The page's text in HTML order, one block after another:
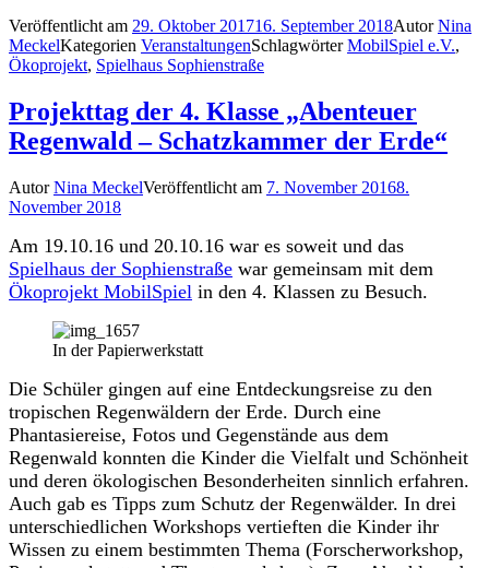
Veröffentlicht am 29. Oktober 201716. September 2018AutorNina
MeckelKategorien VeranstaltungenSchlagwörterMobilSpiel e.V.,
Ökoprojekt, Spielhaus Sophienstraße
Projekttag der 4. Klasse „Abenteuer
Regenwald – Schatzkammer der Erde“
AutorNina MeckelVeröffentlicht am 7. November 20168.
November 2018
Am 19.10.16 und 20.10.16 war es soweit und das
Spielhaus der Sophienstraße war gemeinsam mit dem
Ökoprojekt MobilSpiel in den 4. Klassen zu Besuch.
In der Papierwerkstatt
Die Schüler gingen auf eine Entdeckungsreise zu den
tropischen Regenwäldern der Erde. Durch eine
Phantasiereise, Fotos und Gegenstände aus dem
Regenwald konnten die Kinder die Vielfalt und Schönheit
und deren ökologischen Besonderheiten sinnlich erfahren.
Auch gab es Tipps zum Schutz der Regenwälder. In drei
unterschiedlichen Workshops vertieften die Kinder ihr
Wissen zu einem bestimmten Thema (Forscherworkshop,